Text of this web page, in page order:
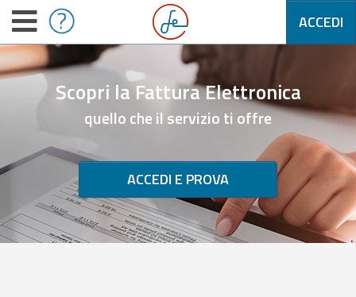
ACCEDI
Scopri la Fattura Elettronica
quello che il servizio ti offre
ACCEDI E PROVA